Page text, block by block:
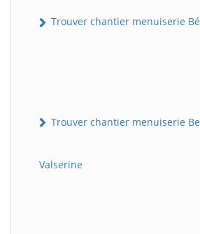
Trouver chantier menuiserie
Trouver chantier menuiserie
Valserine